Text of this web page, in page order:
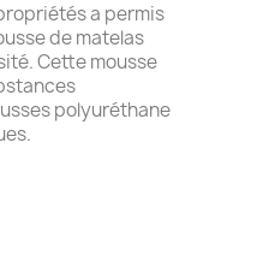
a permis
de matelas
Cette mousse
polyuréthane